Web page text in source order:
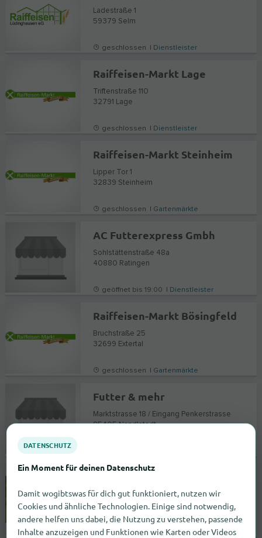
Ladestraße 1
59379 Selm
geschlossen | Dienstleister
Raiffeisen-Markt Lage
Triftenstraße 110
32791
Lage
geschlossen | Dienstleister
Raiffeisen-Markt Steinheim
Lipper Tor 1
32839 Steinheim
geschlossen | Gartenmärkte
AC Futterexpress Gmbh
Sohlstättenstraße 48a
40880 Ratingen
geöffnet bis 19:00 | Dienstleister
Raiffeisen-Markt Bösingfeld
Bruchstraße 25
32699 Extertal
geschlossen | Gartenmärkte
Futter & mehr
Marktstrasse 18 / Eingang Penkerstrasse
85405 Nandlstadt
Warburger Straße 28
33034 Brakel
geschlossen |Gartenmärkte
DATENSCHUTZ
Ein Moment für deinen Datenschutz
Damit wogibtswas für dich gut funktioniert, nutzen wir
Cookies und ähnliche Technologien. Einige sind notwendig,
andere helfen uns dabei, die Nutzung zu verstehen, passende
Inhalte anzuzeigen und Funktionen wie Karten oder Videos